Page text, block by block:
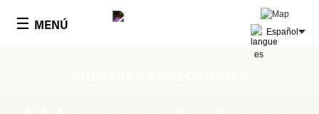
☰ MENÚ Español
Panel de gestión de cookies